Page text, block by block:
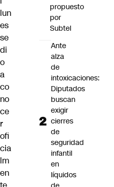
lun
es
se
di
o
a
co
no
ce
r
ofi
cia
lm
en
propuesto
por
Subtel
Ante
alza
de
intoxicaciones:
Diputados
buscan
exigir
cierres
de
seguridad
infantil
en
líquidos